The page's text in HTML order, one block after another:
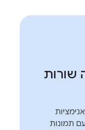
שורות
תמונות